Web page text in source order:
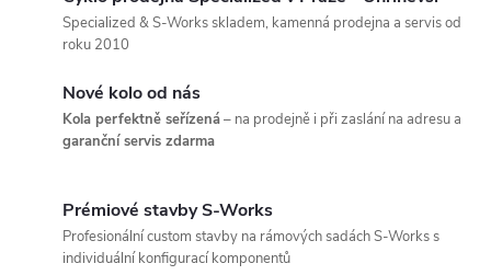
Specialized & S-Works skladem, kamenná prodejna a servis od
roku 2010
Nové kolo od nás
Kola perfektně seřízená– na prodejně i při zaslání na adresu a
garanční servis zdarma
Prémiové stavby S-Works
Profesionální custom stavby na rámových sadách S-Works s
individuální konfigurací komponentů